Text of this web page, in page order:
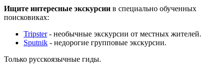
Ищите интересные экскурсии в специально обученных
поисковиках:
Tripster- необычные экскурсии от местных жителей.
Sputnik - недорогие групповые экскурсии.
Только русскоязычные гиды.